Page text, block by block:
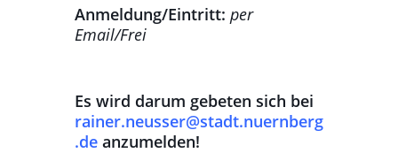
Anmeldung/Eintritt: per
Email/Frei
Es wird darum gebeten sich bei
rainer.neusser@stadt.nuernberg
.de anzumelden!